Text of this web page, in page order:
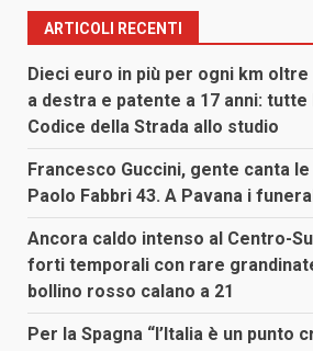
ARTICOLI RECENTI
Dieci euro in più per ogni km
a destra e patente a 17 anni: tutte
Codice della Strada allo studio
Francesco Guccini, gente canta
Paolo Fabbri 43. A Pavana i
Ancora caldo intenso al Centro-
forti temporali con rare
bollino rosso calano a 21
Per la Spagna “l’Italia è un punto